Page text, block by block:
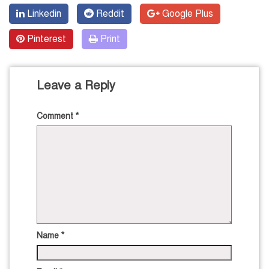
Linkedin Reddit Google Plus
Pinterest Print
Leave a Reply
Comment *
Name *